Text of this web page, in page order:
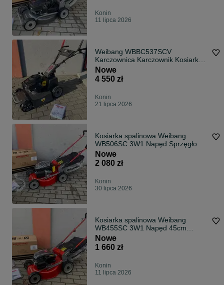
Konin
11 lipca 2026
Weibang WBBC537SCV
Karczownica Karczownik Kosiarka
Mulczująca Mulczer
Nowe
4 550 zł
Konin
21 lipca 2026
Kosiarka spalinowa Weibang
WB506SC 3W1 Napęd Sprzęgło
Nowe
2 080 zł
Konin
30 lipca 2026
Kosiarka spalinowa Weibang
WB455SC 3W1 Napęd 45cm
Loncin
Nowe
1 660 zł
Konin
11 lipca 2026